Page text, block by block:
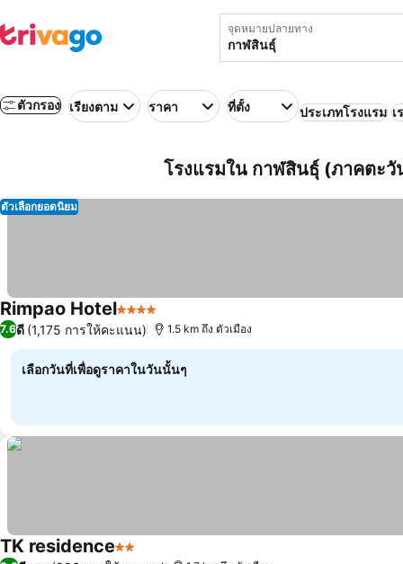
จุดหมายปลายทาง
ตัวกรอง เรียงตาม ราคา ที่ตั้ง ประเภทโรงแรม เ
โรงแรมใน กาฬสินธุ์ (ภาคตะวั
ตัวเลือกยอดนิยม
Rimpao Hotel4 ดาว
7.6ดี (1,175 การให้คะแนน) 1.5 km ถึง ตัวเมือง
เลือกวันที่เพื่อดูราคาในวันนั้นๆ
TK residence2 ดาว